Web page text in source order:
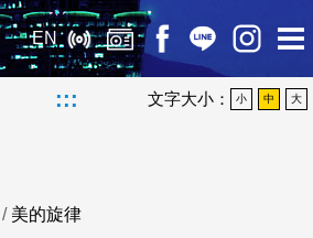
EN
::: 文字大小： 小 中 大
/ 美的旋律